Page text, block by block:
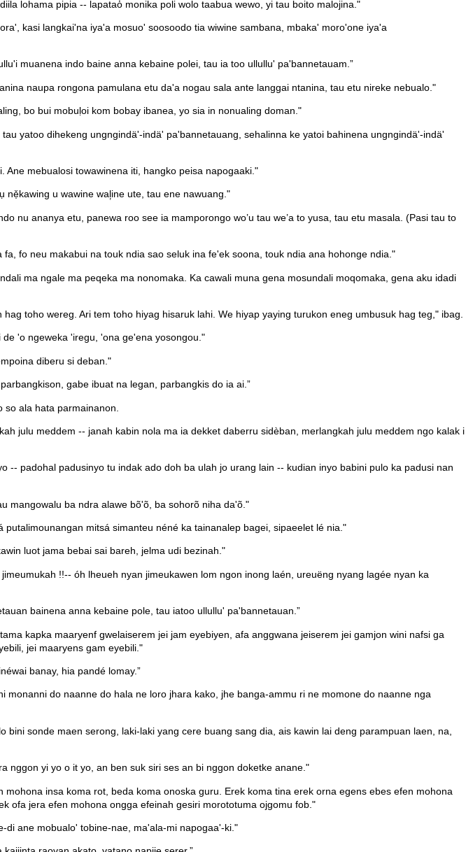
lohama pipia -- lapatao̒ monika poli wolo taabua wewo, yi tau boito malojina."
kasi langkai'na iya'a mosuo' soosoodo tia wiwine sambana, mbaka' moro'one iya'a
muanena indo baine anna kebaine polei, tau ia too ullullu' pa'bannetauam.”
naupa rongona pamulana etu da'a nogau sala ante langgai ntanina, tau etu nireke nebualo."
bo bui mobuḷoi kom bobay ibanea, yo sia in nonualing doman."
yatoo dihekeng ungngindä'-indä' pa'bannetauang, sehalinna ke yatoi bahinena ungngindä'-indä'
mebualosi towawinena iti, hangko peisa napogaaki."
nẹ̌kawing u wawine wal᷊ine ute, tau ene nawuang."
nu ananya etu, panewa roo see ia mamporongo wo’u tau we’a to yusa, tau etu masala. (Pasi tau to
fo neu makabui na touk ndia sao seluk ina fe'ek soona, touk ndia ana hohonge ndia."
ma ngale ma peqeka ma nonomaka. Ka cawali muna gena mosundali moqomaka, gena aku idadi
toho wereg. Ari tem toho hiyag hisaruk lahi. We hiyap yaying turukon eneg umbusuk hag teg," ibag.
'o ngeweka 'iregu, 'ona ge'ena yosongou."
diberu si deban."
gabe ibuat na legan, parbangkis do ia ai.”
ala hata parmainanon.
julu meddem -- janah kabin nola ma ia dekket daberru sidèban, merlangkah julu meddem ngo kalak i
padohal padusinyo tu indak ado doh ba ulah jo urang lain -- kudian inyo babini pulo ka padusi nan
mangowalu ba ndra alawe bõ'õ, ba sohorõ niha da'õ."
mitsá simanteu néné ka tainanalep bagei, sipaeelet lé nia."
luot jama bebai sai bareh, jelma udi bezinah."
!!-- óh lheueh nyan jimeukawen lom ngon inong laén, ureuëng nyang lagée nyan ka
bainena anna kebaine pole, tau iatoo ullullu' pa'bannetauan.”
kapka maaryenf gwelaiserem jei jam eyebiyen, afa anggwana jeiserem jei gamjon wini nafsi ga
jei maaryens gam eyebili."
banay, hia pandé lomay.”
do naanne do hala ne loro jhara kako, jhe banga-ammu ri ne momone do naanne nga
sonde maen serong, laki-laki yang cere buang sang dia, ais kawin lai deng parampuan laen, na,
nggon yi yo o it yo, an ben suk siri ses an bi nggon doketke anane."
insa koma rot, beda koma onoska guru. Erek koma tina erek orna egens ebes efen mohona
ofa jera efen mohona ongga efeinah gesiri morototuma ojgomu fob."
di ane mobualo' tobine-nae, ma'ala-mi napogaa'-ki."